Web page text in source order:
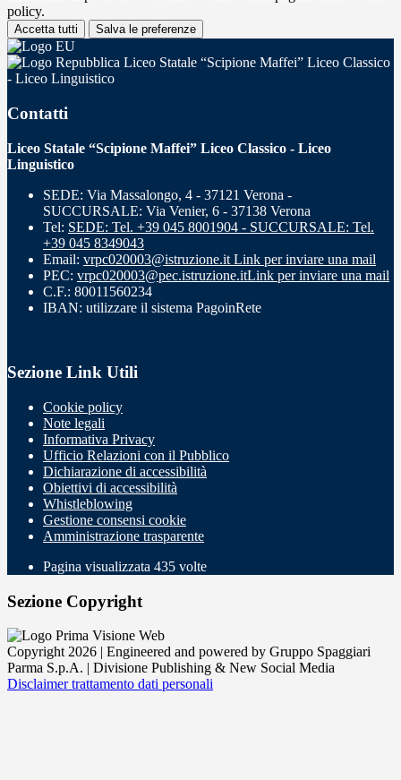
policy.
Accetta tutti Salva le preferenze
Liceo Statale “Scipione Maffei” Liceo Classico
- Liceo Linguistico
Contatti
Liceo Statale “Scipione Maffei” Liceo Classico - Liceo
Linguistico
SEDE: Via Massalongo, 4 - 37121 Verona -
SUCCURSALE: Via Venier, 6 - 37138 Verona
Tel: SEDE: Tel. +39 045 8001904 - SUCCURSALE: Tel.
+39 045 8349043
Email: vrpc020003@istruzione.it Link per inviare una mail
PEC: vrpc020003@pec.istruzione.itLink per inviare una mail
C.F.: 80011560234
IBAN: utilizzare il sistema PagoinRete
Sezione Link Utili
Cookie policy
Note legali
Informativa Privacy
Ufficio Relazioni con il Pubblico
Dichiarazione di accessibilità
Obiettivi di accessibilità
Whistleblowing
Gestione consensi cookie
Amministrazione trasparente
Pagina visualizzata 435 volte
Sezione Copyright
Copyright 2026 | Engineered and powered by Gruppo Spaggiari
Parma S.p.A. | Divisione Publishing & New Social Media
Disclaimer trattamento dati personali